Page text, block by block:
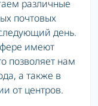
различные
почтовых
день.
имеют
позволяет нам
а также в
от центров.